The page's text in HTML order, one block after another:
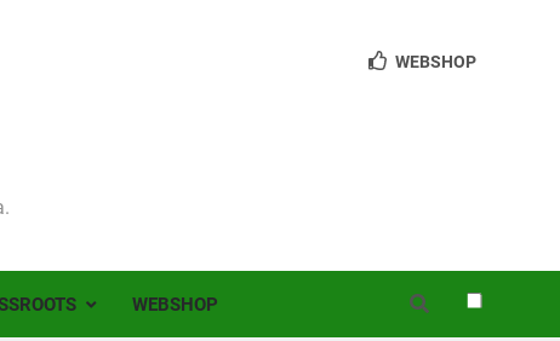
– hazai pályán rajtol az Érdi VSE!
mint 200 játékos lépett pályára Érden
WEBSHOP
WEBSHOP